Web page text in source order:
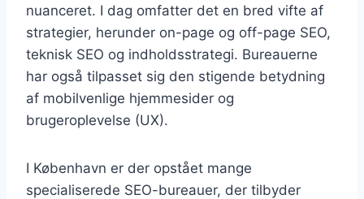
nuanceret. I dag omfatter det en bred vifte af
strategier, herunder on-page og off-page SEO,
teknisk SEO og indholdsstrategi. Bureauerne
har også tilpasset sig den stigende betydning
af mobilvenlige hjemmesider og
brugeroplevelse (UX).
I København er der opstået mange
specialiserede SEO-bureauer, der tilbyder